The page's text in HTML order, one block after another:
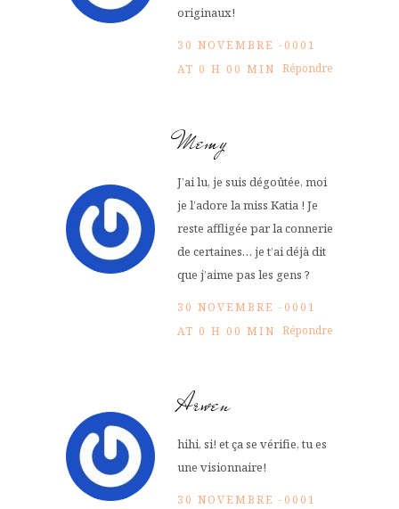
originaux!
30 NOVEMBRE -0001
AT 0 H 00 MIN Répondre
Memy
J’ai lu, je suis dégoûtée, moi
je l’adore la miss Katia ! Je
reste affligée par la connerie
de certaines… je t’ai déjà dit
que j’aime pas les gens ?
30 NOVEMBRE -0001
AT 0 H 00 MIN Répondre
Arwen
hihi, si! et ça se vérifie, tu es
une visionnaire!
30 NOVEMBRE -0001